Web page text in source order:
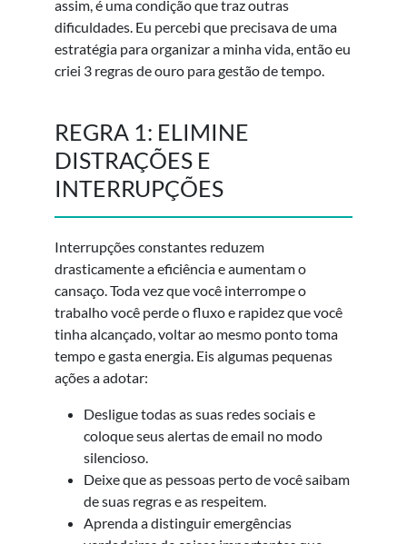
assim, é uma condição que traz outras
dificuldades. Eu percebi que precisava de uma
estratégia para organizar a minha vida, então eu
criei 3 regras de ouro para gestão de tempo.
REGRA 1: ELIMINE
DISTRAÇÕES E
INTERRUPÇÕES
Interrupções constantes reduzem
drasticamente a eficiência e aumentam o
cansaço. Toda vez que você interrompe o
trabalho você perde o fluxo e rapidez que você
tinha alcançado, voltar ao mesmo ponto toma
tempo e gasta energia. Eis algumas pequenas
ações a adotar:
Desligue todas as suas redes sociais e
coloque seus alertas de email no modo
silencioso.
Deixe que as pessoas perto de você saibam
de suas regras e as respeitem.
Aprenda a distinguir emergências